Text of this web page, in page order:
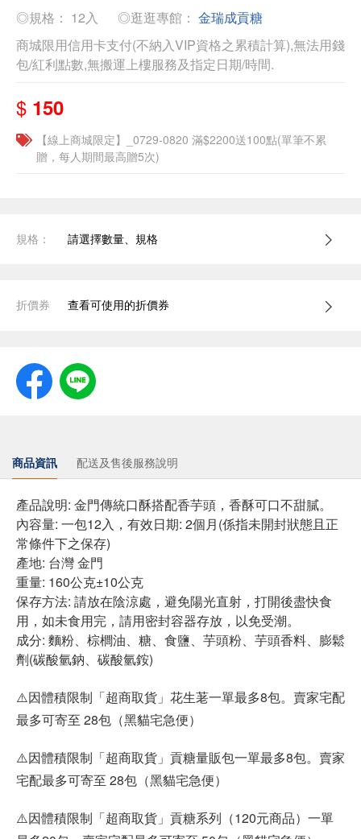
◎規格： 12入 ◎逛逛專館： 金瑞成貢糖
商城限用信用卡支付(不納入VIP資格之累積計算),無法用錢
包/紅利點數,無搬運上樓服務及指定日期/時間.
$ 150
【線上商城限定】_0729-0820 滿$2200送100點(單筆不累
贈，每人期間最高贈5次)
規格： 請選擇數量、規格
折價券 查看可使用的折價券
商品資訊 配送及售後服務說明
產品說明: 金門傳統口酥搭配香芋頭，香酥可口不甜膩。
內容量: 一包12入，有效日期: 2個月(係指未開封狀態且正
常條件下之保存)
產地: 台灣 金門
重量: 160公克±10公克
保存方法: 請放在陰涼處，避免陽光直射，打開後盡快食
用，如未食用完，請用密封容器存放，以免受潮。
成分: 麵粉、棕櫚油、糖、食鹽、芋頭粉、芋頭香料、膨鬆
劑(碳酸氫鈉、碳酸氫銨)
⚠️因體積限制「超商取貨」花生荖一單最多8包。賣家宅配
最多可寄至 28包（黑貓宅急便）
⚠️因體積限制「超商取貨」貢糖量販包一單最多8包。賣家
宅配最多可寄至 28包（黑貓宅急便）
⚠️因體積限制「超商取貨」貢糖系列（120元商品）一單